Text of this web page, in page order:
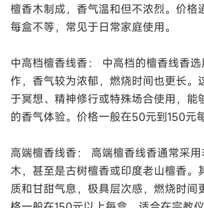
檀香木制成，香气温和但不浓烈。价格
每盒不等，常见于日常家庭使用。
中高档檀香线香： 中高档的檀香线香
作，香气较为浓郁，燃烧时间也更长。
于冥想、精神修行或特殊场合使用，能
的香气体验。价格一般在50元到150元
高端檀香线香： 高端檀香线香通常采
木，甚至是古树檀香或印度老山檀香。
质和甘甜气息，极具层次感，燃烧时间